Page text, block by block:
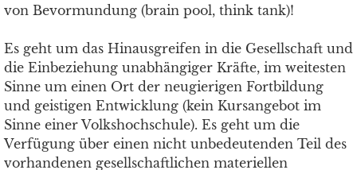
von Bevormundung (brain pool, think tank)!
Es geht um das Hinausgreifen in die Gesellschaft und
die Einbeziehung unabhängiger Kräfte, im weitesten
Sinne um einen Ort der neugierigen Fortbildung
und geistigen Entwicklung (kein Kursangebot im
Sinne einer Volkshochschule). Es geht um die
Verfügung über einen nicht unbedeutenden Teil des
vorhandenen gesellschaftlichen materiellen